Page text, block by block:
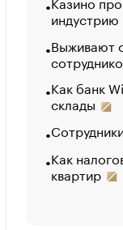
индустрию
Выживают
Как банк
склады
Как
квартир